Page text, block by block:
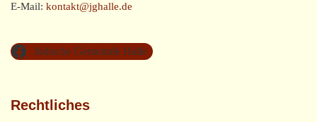
E-Mail: kontakt@jghalle.de
Jüdische Gemeinde Halle
Rechtliches